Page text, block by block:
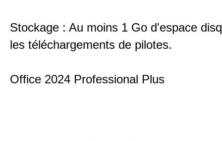
Stockage : Au moins 1 Go d'espace
les téléchargements de pilotes.
Office 2024 Professional Plus